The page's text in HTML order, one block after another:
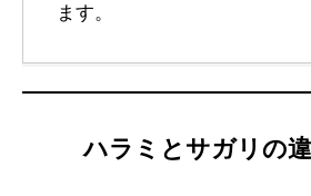
ます。
ハラミとサガリの